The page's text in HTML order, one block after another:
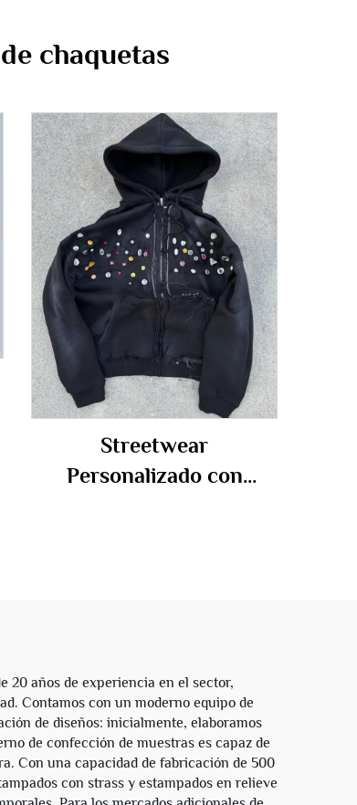
chaquetas
Streetwear
Personalizado con
Desgastadas para
Hombres
20 años de experiencia en el sector,
Contamos con un moderno equipo de
de diseños: inicialmente, elaboramos
de confección de muestras es capaz de
Con una capacidad de fabricación de 500
con strass y estampados en relieve